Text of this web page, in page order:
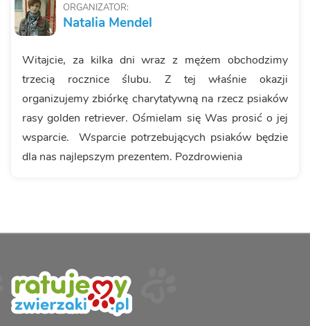
ORGANIZATOR:
Natalia Mendel
Witajcie, za kilka dni wraz z mężem obchodzimy
trzecią rocznice ślubu. Z tej właśnie okazji
organizujemy zbiórkę charytatywną na rzecz psiaków
rasy golden retriever. Ośmielam się Was prosić o jej
wsparcie. Wsparcie potrzebujących psiaków będzie
dla nas najlepszym prezentem. Pozdrowienia